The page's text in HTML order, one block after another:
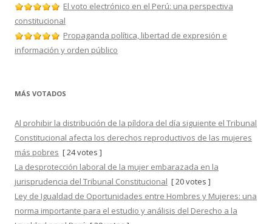
El voto electrónico en el Perú: una perspectiva
constitucional
Propaganda política, libertad de expresión e
información y orden público
MÁS VOTADOS
Al prohibir la distribución de la píldora del día siguiente el Tribunal
Constitucional afecta los derechos reproductivos de las mujeres
más pobres [ 24 votes ]
La desprotección laboral de la mujer embarazada en la
jurisprudencia del Tribunal Constitucional [ 20 votes ]
Ley de Igualdad de Oportunidades entre Hombres y Mujeres: una
norma importante para el estudio y análisis del Derecho a la